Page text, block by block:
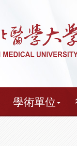
學術單位